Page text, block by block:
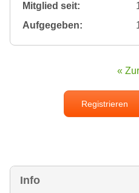
Info
Mitglied seit:
Aufgegeben:
«
Registrieren